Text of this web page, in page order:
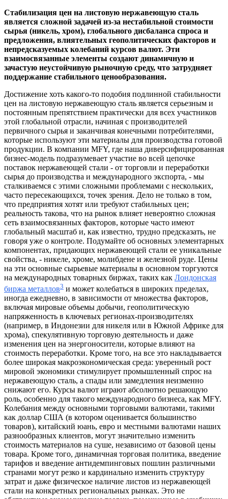
Стабилизация цен на листовую нержавеющую сталь
является сложной задачей из-за нестабильной стоимости
сырья (никель, хром), глобального дисбаланса спроса и
предложения, влиятельных геополитических факторов и
непредсказуемых колебаний курсов валют. Эти
взаимосвязанные элементы создают динамичную и
зачастую неустойчивую рыночную среду, что затрудняет
поддержание стабильного ценообразования.
Достижение хоть какого-то подобия подлинной стабильности
цен на листовую нержавеющую сталь является серьезным и
постоянным препятствием практически для всех участников
этой глобальной отрасли, начиная с производителей
первичного сырья и заканчивая конечными потребителями,
которые используют эти материалы для производства готовой
продукции. В компании MFY, где наша диверсифицированная
бизнес-модель подразумевает участие во всей цепочке
поставок нержавеющей стали - от торговли и переработки
сырья до производства и международного экспорта, - мы
сталкиваемся с этими сложными проблемами с нескольких,
часто пересекающихся, точек зрения. Дело не только в том,
что предприятия хотят или требуют стабильных цен;
реальность такова, что на рынок влияет невероятно сложная
сеть взаимосвязанных факторов, которые часто имеют
глобальный масштаб и, как известно, трудно предсказать, не
говоря уже о контроле. Подумайте об основных элементарных
компонентах, придающих нержавеющей стали ее уникальные
свойства, - никеле, хроме, молибдене и железной руде. Цены
на эти основные сырьевые материалы в основном торгуются
на международных товарных биржах, таких как Лондонская
биржа металлов3 и может колебаться в широких пределах,
иногда ежедневно, в зависимости от множества факторов,
включая мировые объемы добычи, геополитическую
напряженность в ключевых регионах-производителях
(например, в Индонезии для никеля или в Южной Африке для
хрома), спекулятивную торговую деятельность и даже
изменения цен на энергоносители, которые влияют на
стоимость переработки. Кроме того, на все это накладывается
более широкая макроэкономическая среда: уверенный рост
мировой экономики стимулирует промышленный спрос на
нержавеющую сталь, а спады или замедления неизменно
снижают его. Курсы валют играют абсолютно решающую
роль, особенно для такого международного бизнеса, как MFY.
Колебания между основными торговыми валютами, такими
как доллар США (в котором оценивается большинство
товаров), китайский юань, евро и местными валютами наших
разнообразных клиентов, могут значительно изменить
стоимость материалов на суше, независимо от базовой цены
товара. Кроме того, динамичная торговая политика, введение
тарифов и введение антидемпинговых пошлин различными
странами могут резко и кардинально изменить структуру
затрат и даже физическое наличие листов из нержавеющей
стали на конкретных региональных рынках. Это не